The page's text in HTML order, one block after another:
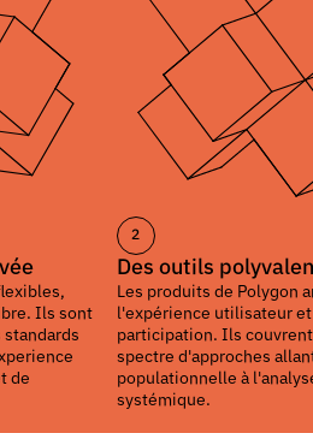
Ils sont
standards
de
2
Des outils
Les produits de Polygon
l'expérience utilisateur
participation. Ils
spectre d'approches
populationnelle à
systémique.